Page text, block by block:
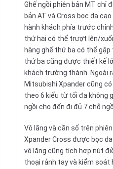
Ghế ngồi phiên bản MT chỉ
bản AT và Cross bọc da
hành khách phía trước
thứ hai có thể trượt lên/
hàng ghế thứ ba có thể gập
thứ ba cũng được thiết kế
khách trường thành. Ngoài
Mitsubishi Xpander cũng
theo 6 kiểu từ tối đa không
ngồi cho đến đi đủ 7 chỗ
Vô lăng và cần số trên
Xpander Cross được bọc
vô lăng cũng tích hợp nút
thoại rảnh tay và kiểm soát